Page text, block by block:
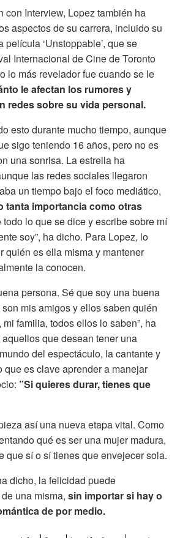
con Interview, Lopez también ha
aspectos de su carrera, incluido su
‘Unstoppable’, que se
Internacional de Cine de Toronto
lo más revelador fue cuando se le
le afectan los rumores y
redes sobre su vida personal.
esto durante mucho tiempo, aunque
sigo teniendo 16 años, pero no es
una sonrisa. La estrella ha
las redes sociales llegaron
un tiempo bajo el foco mediático,
tanta importancia como otras
todo lo que se dice y escribe sobre mí
soy”, ha dicho. Para Lopez, lo
quién es ella misma y mantener
la conocen.
persona. Sé que soy una buena
mis amigos y ellos saben quién
familia, todos ellos lo saben”, ha
que desean tener una
del espectáculo, la cantante y
que es clave aprender a manejar
”Si quieres durar, tienes que
así una nueva etapa vital. Como
qué es ser una mujer madura,
que sí o sí tienes que envejecer sola.
dicho, la felicidad puede
una misma, sin importar si hay o
de por medio.